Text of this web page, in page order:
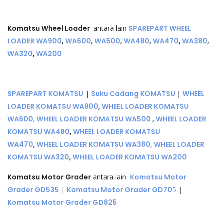
Komatsu Wheel Loader antara lain SPAREPART WHEEL
LOADER WA900, WA600, WA500, WA480, WA470, WA380,
WA320, WA200
SPAREPART KOMATSU | Suku Cadang KOMATSU | WHEEL
LOADER KOMATSU WA900, WHEEL LOADER KOMATSU
WA600, WHEEL LOADER KOMATSU WA500 , WHEEL LOADER
KOMATSU WA480, WHEEL LOADER KOMATSU
WA470, WHEEL LOADER KOMATSU WA380, WHEEL LOADER
KOMATSU WA320, WHEEL LOADER KOMATSU WA200
Komatsu Motor Grader antara lain Komatsu Motor
Grader GD535 | Komatsu Motor Grader GD705 |
Komatsu Motor Grader GD825